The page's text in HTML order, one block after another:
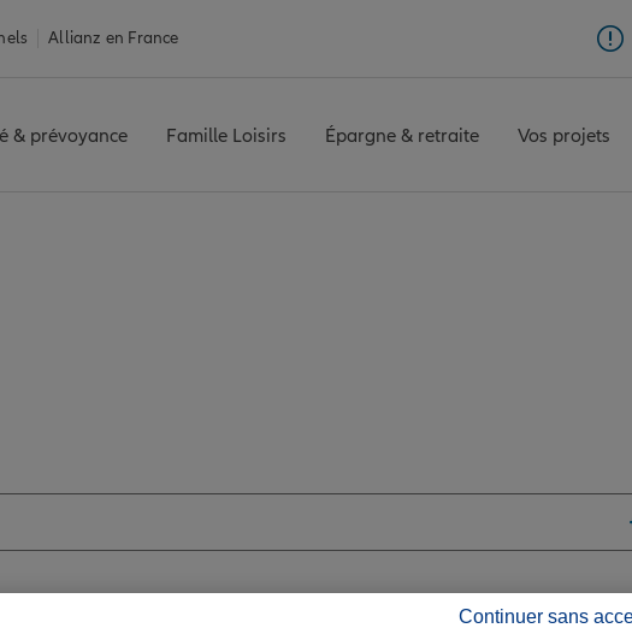
Allianz en France
& prévoyance Famille Loisirs Épargne & retraite Vos projets
Continuer sans